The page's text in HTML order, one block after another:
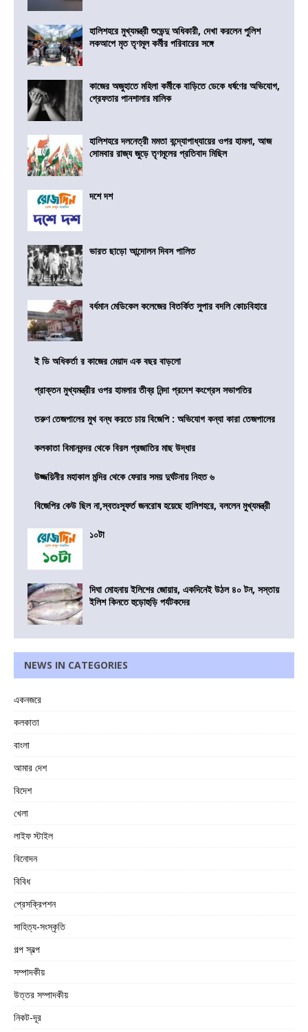
হালিশহরে মুখ্যমন্ত্রী শুভেন্দু অধিকারী, দেখা করলেন পুলিশ
লকআপে মৃত তৃণমূল কর্মীর পরিবারের সঙ্গে
কাজের অজুহাতে মহিলা কর্মীকে বাড়িতে ডেকে ধর্ষণের অভিযোগ,
গ্রেফতার পানশালার মালিক
হালিশহরে দলনেত্রী মমতা বন্দ্যোপাধ্যায়ের ওপর হামলা, আজ
সোমবার রাজ্য জুড়ে তৃণমূলের প্রতিবাদ মিছিল
দশে দশ
ভারত ছাড়ো আন্দোলন দিবস পালিত
বর্ধমান মেডিকেল কলেজের বিতর্কিত সুপার বদলি কোচবিহারে
ই ডি অধিকর্তা র কাজের মেয়াদ এক বছর বাড়লো
প্রাক্তন মুখ্যমন্ত্রীর ওপর হামলার তীব্র নিন্দা প্রদেশ কংগ্রেস সভাপতির
তরুণ তেজপালের মুখ বন্ধ করতে চায় বিজেপি : অভিযোগ কন্যা কারা তেজপালের
কলকাতা বিমানবন্দর থেকে বিরল প্রজাতির মাছ উদ্ধার
উজ্জয়িনীর মহাকাল মন্দির থেকে ফেরার সময় দুর্ঘটনায় নিহত ৬
বিজেপির কেউ ছিল না,স্বতঃস্ফূর্ত জনরোষ হয়েছে হালিশহরে, বললেন মুখ্যমন্ত্রী
১০টা
দিঘা মোহনায় ইলিশের জোয়ার, একদিনেই উঠল ৪০ টন, সস্তায়
ইলিশ কিনতে হুড়োহুড়ি পর্যটকদের
NEWS IN CATEGORIES
একনজরে
কলকাতা
বাংলা
আমার দেশ
বিদেশ
খেলা
লাইফ স্টাইল
বিনোদন
বিবিধ
প্রেসক্রিপশন
সাহিত্য-সংস্কৃতি
গল্প স্বল্প
সম্পাদকীয়
উত্তর সম্পাদকীয়
নিকট-দূর